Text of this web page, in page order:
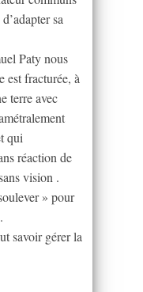
sa
Paty nous
est fracturée, à
terre avec
qui
réaction de
vision .
» pour
savoir gérer la